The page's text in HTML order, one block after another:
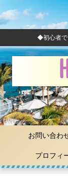
◆初心者で
お問い合
プロフィ